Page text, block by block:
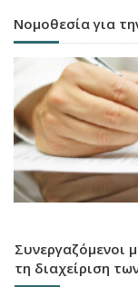
Νομοθεσία για
Συνεργαζόμενοι
τη διαχείριση